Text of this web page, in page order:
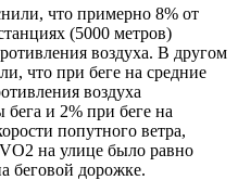
что примерно 8% от
(5000 метров)
воздуха. В другом
что при беге на средние
воздуха
бега и 2% при беге на
попутного ветра,
на улице было равно
беговой дорожке.